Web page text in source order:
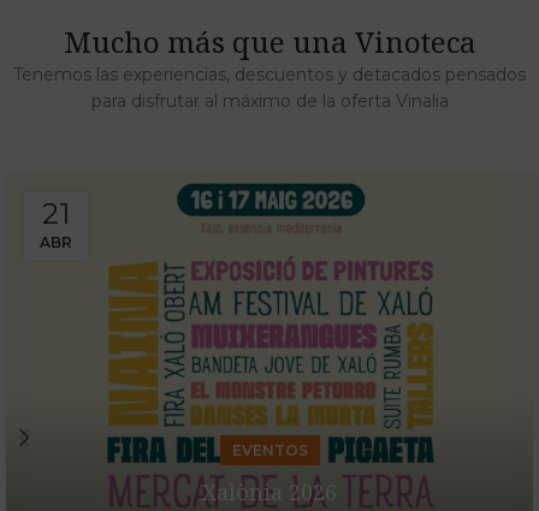
Mucho más que una Vinoteca
Tenemos las experiencias, descuentos y detacados pensados
para disfrutar al máximo de la oferta Vinalia
21
ABR
EVENTOS
Xalònia 2026